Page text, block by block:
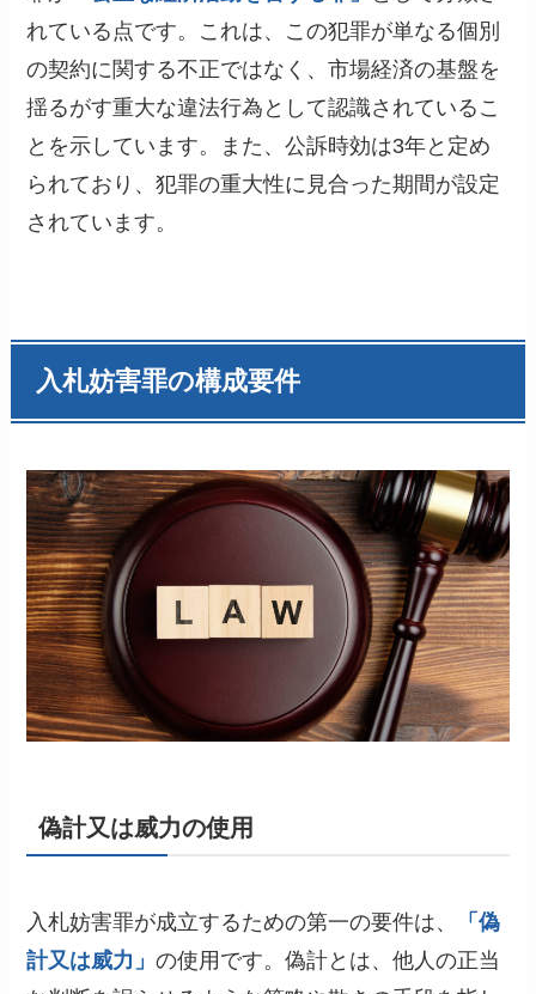
れている点です。これは、この犯罪が単なる個別
の契約に関する不正ではなく、市場経済の基盤を
揺るがす重大な違法行為として認識されているこ
とを示しています。また、公訴時効は3年と定め
られており、犯罪の重大性に見合った期間が設定
されています。
入札妨害罪の構成要件
偽計又は威力の使用
入札妨害罪が成立するための第一の要件は、
「偽
計又は威力」の使用です。偽計とは、他人の正当